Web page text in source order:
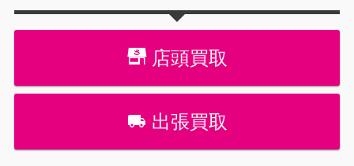
店頭買取
出張買取